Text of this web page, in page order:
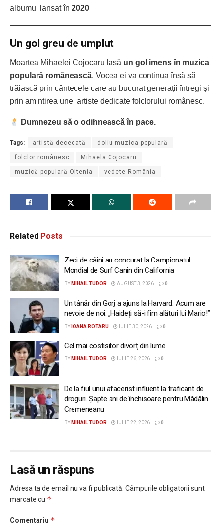
albumul lansat în 2020
Un gol greu de umplut
Moartea Mihaelei Cojocaru lasă un gol imens în muzica
populară românească. Vocea ei va continua însă să
trăiască prin cântecele care au bucurat generații întregi și
prin amintirea unei artiste dedicate folclorului românesc.
Dumnezeu să o odihnească în pace.
Tags: artistă decedată doliu muzica populară
folclor românesc Mihaela Cojocaru
muzică populară Oltenia vedete România
Related Posts
Zeci de câini au concurat la Campionatul
Mondial de Surf Canin din California
BY MIHAIL TUDOR AUGUST 3, 2026 0
Un tânăr din Gorj a ajuns la Harvard. Acum are
nevoie de noi: „Haideți să-i fim alături lui Mario!”
BY IOANA ROTARU IULIE 30, 2026 0
Cel mai costisitor divorț din lume
BY MIHAIL TUDOR IULIE 26, 2026 0
De la fiul unui afacerist influent la traficant de
droguri. Șapte ani de închisoare pentru Mădălin
Cremeneanu
BY MIHAIL TUDOR IULIE 22, 2026 0
Lasă un răspuns
Adresa ta de email nu va fi publicată. Câmpurile obligatorii sunt
marcate cu *
Comentariu *